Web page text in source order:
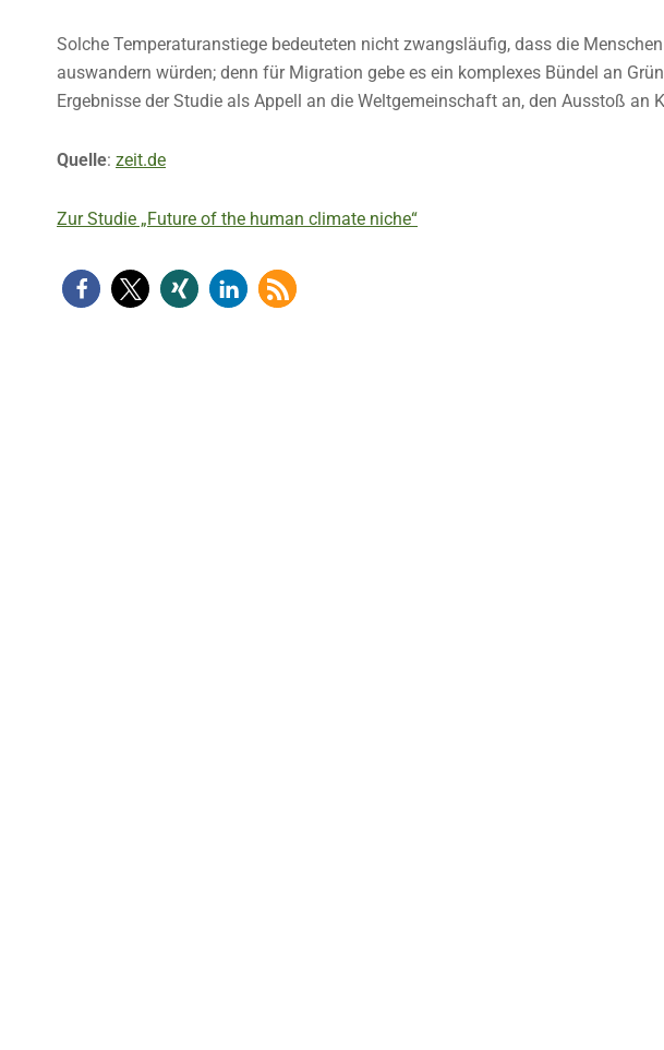
Solche Temperaturanstiege bedeuteten nicht zwangsläufig, dass die
auswandern würden; denn für Migration gebe es ein komplexes Bündel an
Ergebnisse der Studie als Appell an die Weltgemeinschaft an, den Ausstoß an
Quelle: zeit.de
Zur Studie „Future of the human climate niche“